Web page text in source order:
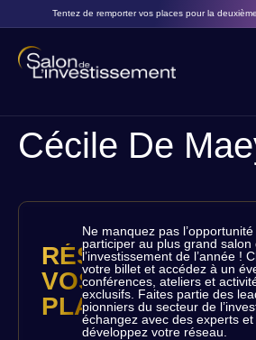
Tentez de remporter vos places pour la
Cécile De
RÉSERVEZ
VOS
PLACES
Ne manquez pas
participer au plus grand salon
l’investissement de l’année !
votre billet et accédez à un
conférences, ateliers et
exclusifs. Faites partie des
pionniers du secteur de
échangez avec des experts et
développez votre réseau.